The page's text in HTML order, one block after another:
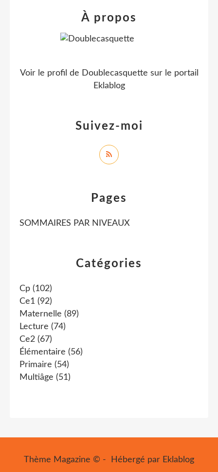
Catégories
Cp (102)
Ce1 (92)
Maternelle (89)
Lecture (74)
Ce2 (67)
Élémentaire (56)
Primaire (54)
Multiâge (51)
Pages
SOMMAIRES PAR NIVEAUX
Suivez-moi
À propos
Voir le profil de Doublecasquette sur le portail
Eklablog
Thème Magazine © - Hébergé par Eklablog